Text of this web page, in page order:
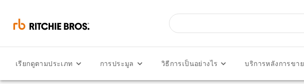
เรียกดูตามประเภท การประมูล วิธีการเป็นอย่างไร บริการหลังการขาย